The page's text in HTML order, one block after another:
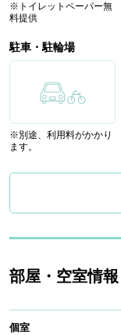
※トイレットペーパー無
料提供
駐車・駐輪場
※別途、利用料がかかり
ます。
部屋・空室情報
個室